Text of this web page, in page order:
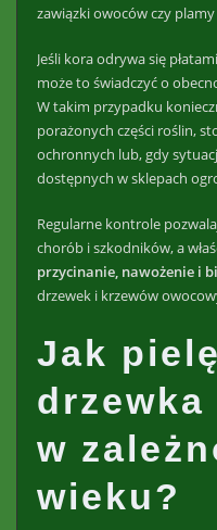
zawiązki owoców czy
Jeśli kora odrywa się
może to świadczyć o
W takim przypadku
porażonych części roślin,
ochronnych lub, gdy
dostępnych w sklepach
Regularne kontrole
chorób i szkodników, a
przycinanie, nawożenie i
drzewek i krzewów
Jak
drzewka
w
wieku?